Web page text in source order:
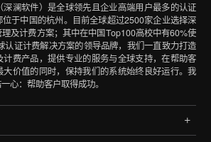
澜软件）是全球领先且企业高端用户最多的认证
于中国的杭州。目前全球超过2500家企业选择深
及计费方案；其中在中国Top100高校中有60%使
认证计费解决方案的领导品牌，我们一直致力打造
费产品，提供专业的服务与全球支持，在帮助客
大价值的同时，保持我们的系统始终良好运行。我
心：帮助客户取得成功。